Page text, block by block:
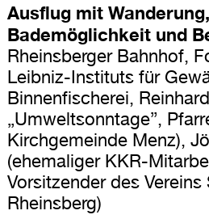
Ausflug mit Wanderung,
Bademöglichkeit und
Rheinsberger Bahnhof,
Leibniz-Instituts für
Binnenfischerei,
„Umweltsonntage”,
Kirchgemeinde Menz),
(ehemaliger KKR-
Vorsitzender des
Rheinsberg)